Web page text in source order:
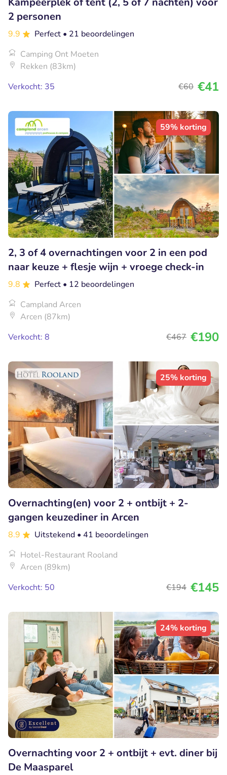
2 personen
9.9 Perfect • 21 beoordelingen
Camping Ont Moeten
Rekken (83km)
Verkocht: 35
€60 €41
59% korting
2, 3 of 4 overnachtingen voor 2 in een pod
naar keuze + flesje wijn + vroege check-in
9.8 Perfect • 12 beoordelingen
Campland Arcen
Arcen (87km)
Verkocht: 8
€467 €190
25% korting
Overnachting(en) voor 2 + ontbijt + 2-
gangen keuzediner in Arcen
8.9 Uitstekend • 41 beoordelingen
Hotel-Restaurant Rooland
Arcen (89km)
Verkocht: 50
€194 €145
24% korting
Overnachting voor 2 + ontbijt + evt. diner bij
De Maasparel